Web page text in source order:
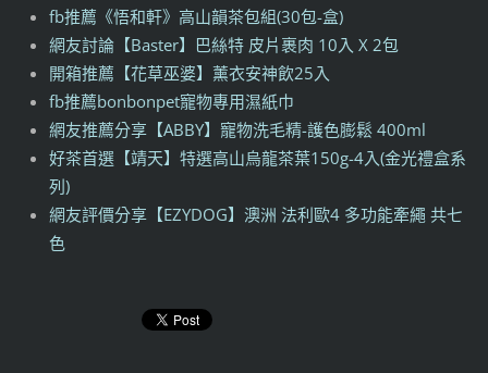
fb推薦《悟和軒》高山韻茶包組(30包-盒)
網友討論【Baster】巴絲特 皮片裹肉 10入 X 2包
開箱推薦【花草巫婆】薰衣安神飲25入
fb推薦bonbonpet寵物專用濕紙巾
網友推薦分享【ABBY】寵物洗毛精-護色膨鬆 400ml
好茶首選【靖天】特選高山烏龍茶葉150g-4入(金光禮盒系
列)
網友評價分享【EZYDOG】澳洲 法利歐4 多功能牽繩 共七
色